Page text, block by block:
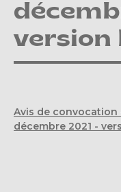
version
Avis de
décembre 2021 -